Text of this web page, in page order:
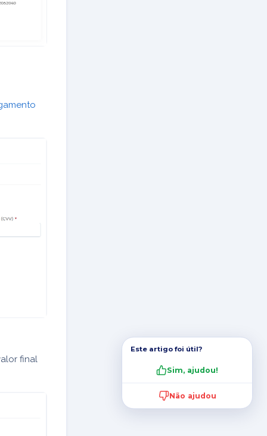
final
Este artigo foi útil?
Sim, ajudou!
Não ajudou